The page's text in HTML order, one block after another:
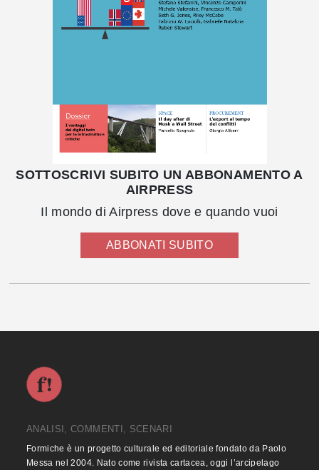
SOTTOSCRIVI SUBITO UN ABBONAMENTO A
AIRPRESS
Il mondo di Airpress dove e quando vuoi
ABBONATI SUBITO
ANALISI, COMMENTI, SCENARI
Formiche è un progetto culturale ed editoriale fondato da Paolo
Messa nel 2004. Nato come rivista cartacea, oggi l’arcipelago